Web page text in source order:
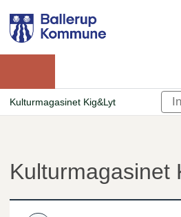
hovedindhold
Primær
navigation
Kulturmagasinet Kig&Lyt
Kulturmagasinet